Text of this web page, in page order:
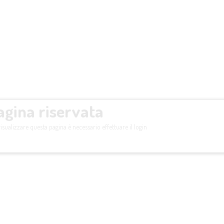
riservata
questa pagina è necessario effettuare il login